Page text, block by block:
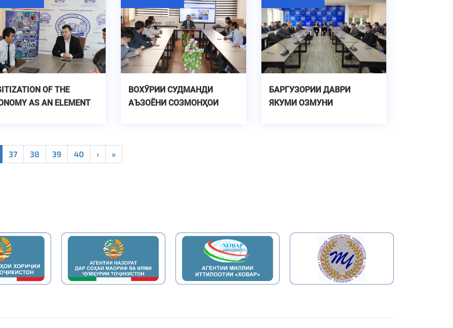
OF THE
AS AN ELEMENT
ВОХӮРИИ СУДМАНДИ
АЪЗОЁНИ СОЗМОНҲОИ
БАРГУЗОРИИ ДАВРИ
ЯКУМИ ОЗМУНИ
37 38 39 40 › »